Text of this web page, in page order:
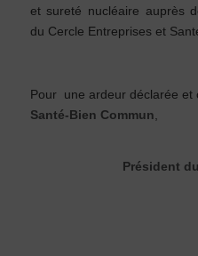
et sureté nucléaire auprès
du Cercle Entreprises et
Pour une ardeur déclarée
Santé-Bien Commun,
Président